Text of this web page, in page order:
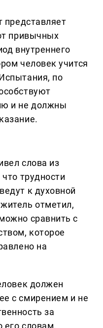
представляет
привычных
внутреннего
человек учится
по
и не должны
слова из
трудности
к духовной
отметил,
сравнить с
которое
на
должен
с смирением и не
за